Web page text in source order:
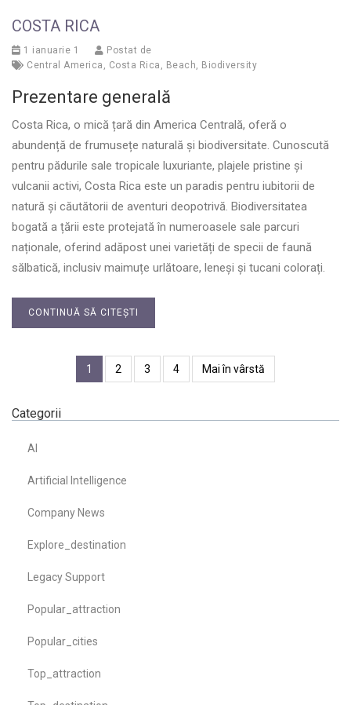
COSTA RICA
1 ianuarie 1
Postat de
Central America
Costa Rica Beach Biodiversity
Prezentare generală
Costa Rica, o mică țară din America Centrală, oferă o
abundență de frumusețe naturală și biodiversitate. Cunoscută
pentru pădurile sale tropicale luxuriante, plajele pristine și
vulcanii activi, Costa Rica este un paradis pentru iubitorii de
natură și căutătorii de aventuri deopotrivă. Biodiversitatea
bogată a țării este protejată în numeroasele sale parcuri
naționale, oferind adăpost unei varietăți de specii de faună
sălbatică, inclusiv maimuțe urlătoare, leneși și tucani colorați.
CONTINUĂ SĂ CITEȘTI
1 2 3 4 Mai în vârstă
Categorii
AI
Artificial Intelligence
Company News
Explore_destination
Legacy Support
Popular_attraction
Popular_cities
Top_attraction